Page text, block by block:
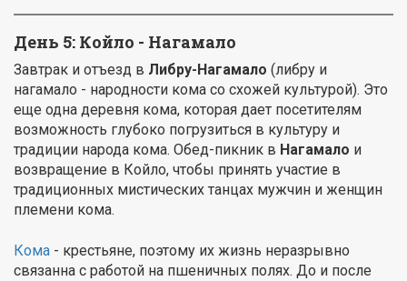
День 5: Койло - Нагамало
Завтрак и отъезд в Либру-Нагамало (либру и
нагамало - народности кома со схожей культурой). Это
еще одна деревня кома, которая дает посетителям
возможность глубоко погрузиться в культуру и
традиции народа кома. Обед-пикник в Нагамало и
возвращение в Койло, чтобы принять участие в
традиционных мистических танцах мужчин и женщин
племени кома.
Кома - крестьяне, поэтому их жизнь неразрывно
связанна с работой на пшеничных полях. До и после